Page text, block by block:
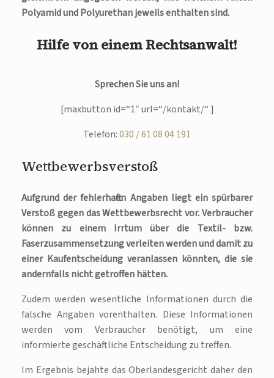
Polyamid und Polyurethan jeweils enthalten sind.
Hilfe von einem Rechtsanwalt!
Sprechen Sie uns an!
[maxbutton id=“1″ url=“/kontakt/“ ]
Telefon:030 / 61 08 04 191
Wettbewerbsverstoß
Aufgrund der fehlerhaften Angaben liegt ein spürbarer
Verstoß gegen das Wettbewerbsrecht vor. Verbraucher
können zu einem Irrtum über die Textil- bzw.
Faserzusammensetzung verleiten werden und damit zu
einer Kaufentscheidung veranlassen könnten, die sie
andernfalls nicht getroffen hätten.
Zudem werden wesentliche Informationen durch die
falsche Angaben vorenthalten. Diese Informationen
werden vom Verbraucher benötigt, um eine
informierte geschäftliche Entscheidung zu treffen.
Im Ergebnis bejahte das Oberlandesgericht daher den